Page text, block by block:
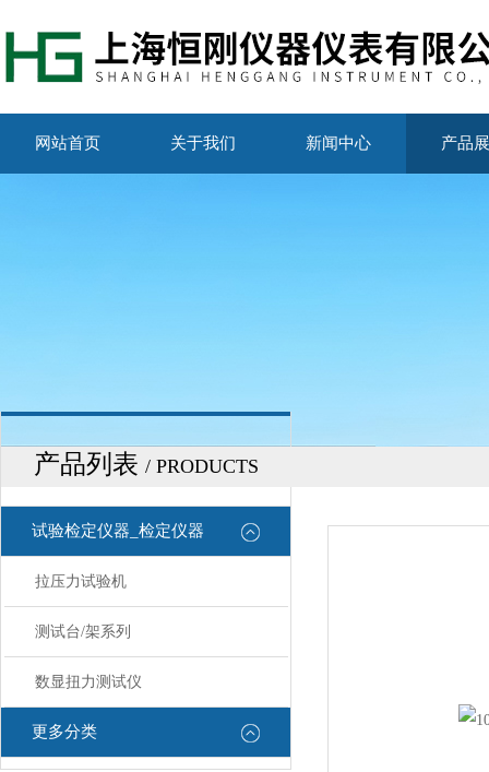
网站首页 关于我们 新闻中心 产品
产品列表 / PRODUCTS
试验检定仪器_检定仪器
拉压力试验机
测试台/架系列
数显扭力测试仪
更多分类